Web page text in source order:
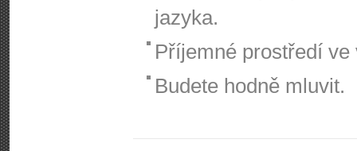
jazyka.
Příjemné prostředí
Budete hodně mluvit.